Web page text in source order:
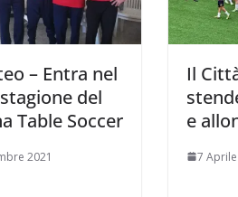
– Entra nel
del
Table Soccer
2021
Il
e
7